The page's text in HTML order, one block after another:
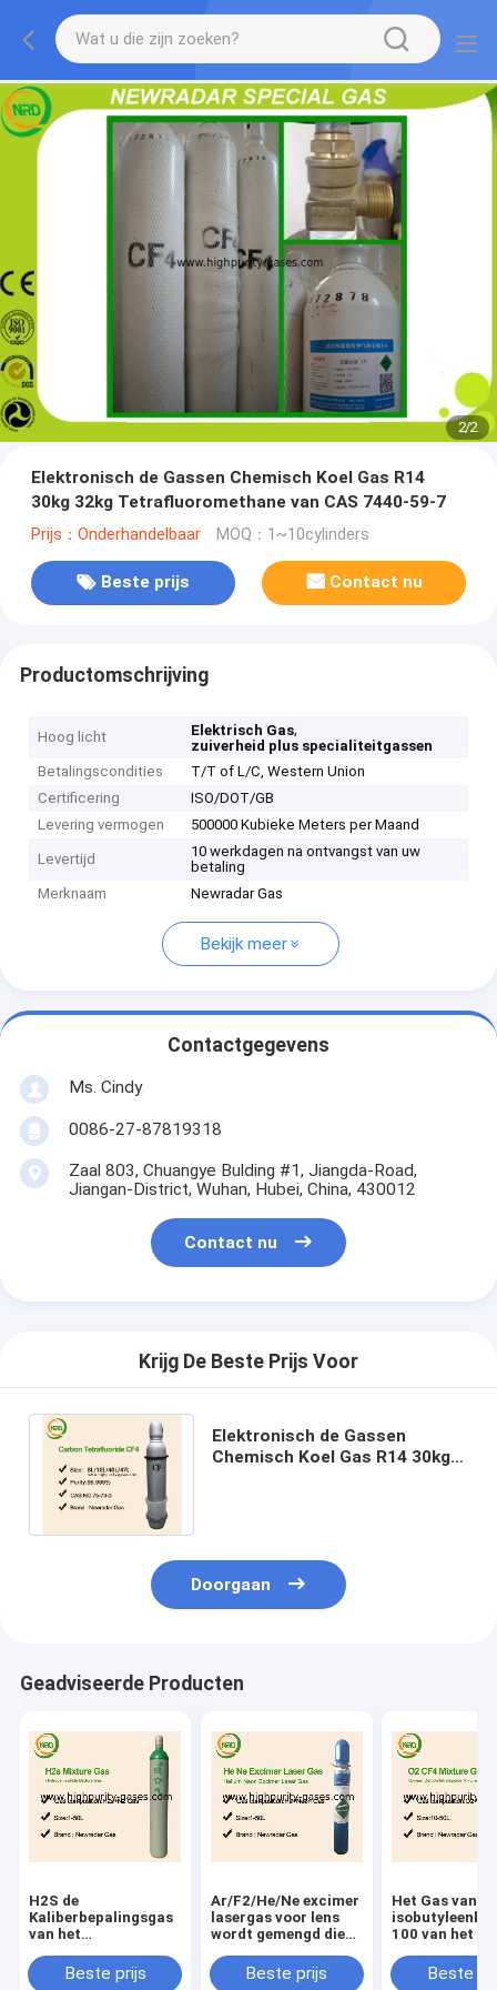
2/2
Elektronisch de Gassen Chemisch Koel Gas R14
30kg 32kg Tetrafluoromethane van CAS 7440-59-7
Prijs：Onderhandelbaar MOQ：1~10cylinders
Beste prijs Contact nu
Productomschrijving
Hoog licht Elektrisch Gas,
zuiverheid plus specialiteitgassen
Betalingscondities
T/T of L/C, Western Union
Certificering
ISO/DOT/GB
Levering vermogen
500000 Kubieke Meters per Maand
Levertijd
10 werkdagen na ontvangst van uw
betaling
Merknaam
Newradar Gas
Bekijk meer
Contactgegevens
Ms. Cindy
0086-27-87819318
Zaal 803, Chuangye Bulding #1, Jiangda-Road,
Jiangan-District, Wuhan, Hubei, China, 430012
Contact nu
Krijg De Beste Prijs Voor
Elektronisch de Gassen
Chemisch Koel Gas R14 30kg
Doorgaan
Geadviseerde Producten
H2S de
Kaliberbepalingsgas
van het
Beste prijs
Ar/F2/He/Ne excimer
lasergas voor lens
wordt gemengd die
lasers produceert die
Beste prijs
Het Gas van de
100 van het
van deBeste